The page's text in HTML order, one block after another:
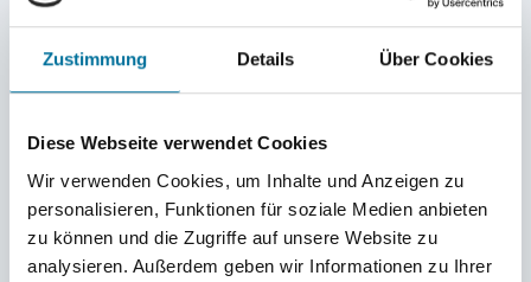
Zustimmung Details Über Cookies
Diese Webseite verwendet Cookies
Wir verwenden Cookies, um Inhalte und Anzeigen zu
personalisieren, Funktionen für soziale Medien anbieten
zu können und die Zugriffe auf unsere Website zu
analysieren. Außerdem geben wir Informationen zu Ihrer